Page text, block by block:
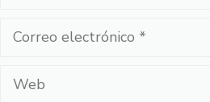
Correo
Web